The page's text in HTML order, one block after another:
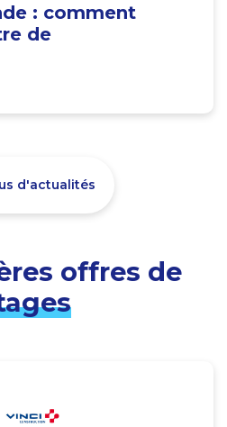
: comment
de
d'actualités
offres de